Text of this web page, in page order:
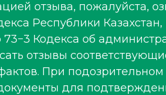
отзыва, пожалуйста,
Республики
73−3 Кодекса об
отзывы
При
для